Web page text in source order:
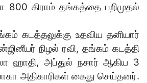
800 கிராம் தங்கத்தை பறிமுதல்
கடத்தலுக்கு உதவிய தனியார்
நிழல் ரவி, தங்கம் கடத்தி
ஹாதி, அப்துல் நசார் ஆகிய 3
அதிகாரிகள் கைது செய்தனர்.